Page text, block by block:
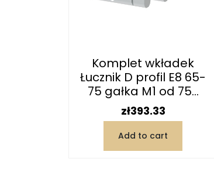
Komplet wkładek
Łucznik D profil E8 65-
75 gałka M1 od 75...
Price
zł393.33
Add to cart